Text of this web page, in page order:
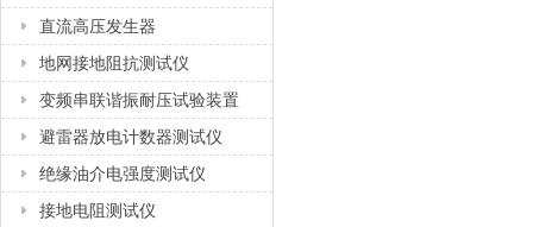
直流高压发生器
地网接地阻抗测试仪
变频串联谐振耐压试验装置
避雷器放电计数器测试仪
绝缘油介电强度测试仪
接地电阻测试仪